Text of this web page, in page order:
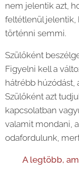
nem jelentik azt,
feltétlenül jelentik,
történni semmi.
Szülőként
Figyelni kell a
hátrébb húzódást,
Szülőként azt
kapcsolatban
valamit mondani,
odafordulunk,
A legtöbb,